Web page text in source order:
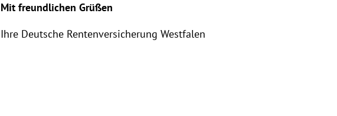
Mit freundlichen Grüßen
Ihre Deutsche Rentenversicherung Westfalen